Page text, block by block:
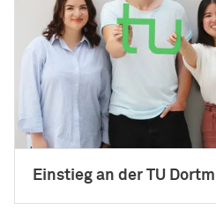
Einstieg an der TU